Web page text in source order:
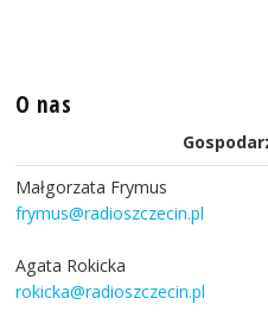
O nas
Małgorzata Frymus
frymus@radioszczecin.pl
Agata Rokicka
rokicka@radioszczecin.pl